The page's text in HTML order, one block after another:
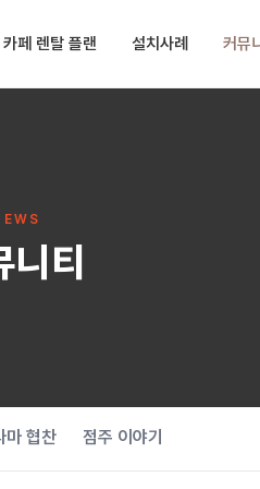
카페 렌탈 플랜 설치사례 커뮤
니티
마 협찬 점주 이야기